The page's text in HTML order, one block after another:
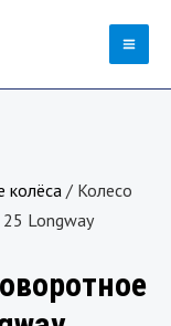
колёса / Колесо
Longway